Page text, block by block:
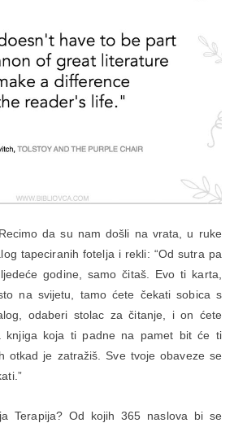
da su nam došli na vrata, u ruke
tapeciranih fotelja i rekli: “Od sutra pa
godine, samo čitaš. Evo ti karta,
na svijetu, tamo ćete čekati sobica s
odaberi stolac za čitanje, i on ćete
knjiga koja ti padne na pamet bit će ti
otkad je zatražiš. Sve tvoje obaveze se
Terapija? Od kojih 365 naslova bi se